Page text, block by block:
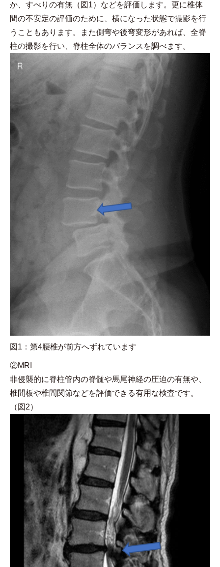
か、すべりの有無（図1）などを評価します。更に椎体
間の不安定の評価のために、横になった状態で撮影を行
うこともあります。また側弯や後弯変形があれば、全脊
柱の撮影を行い、脊柱全体のバランスを調べます。
図1：第4腰椎が前方へずれています
②MRI
非侵襲的に脊柱管内の脊髄や馬尾神経の圧迫の有無や、
椎間板や椎間関節などを評価できる有用な検査です。
（図2）